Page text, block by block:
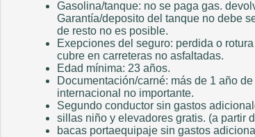
Gasolina/tanque: no se paga gas.
Garantía/deposito del tanque no debe
de resto no es posible.
Exepciones del seguro: perdida o
cubre en carreteras no asfaltadas.
Edad mínima: 23 años.
Documentación/carné: más de 1 año
internacional no importante.
Segundo conductor sin gastos
sillas niño y elevadores gratis. (a partir
bacas portaequipaje sin gastos